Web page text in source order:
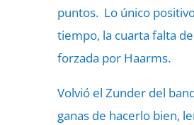
puntos. Lo único
tiempo, la cuarta falta
forzada por Haarms.
Volvió el Zunder del
ganas de hacerlo bien,